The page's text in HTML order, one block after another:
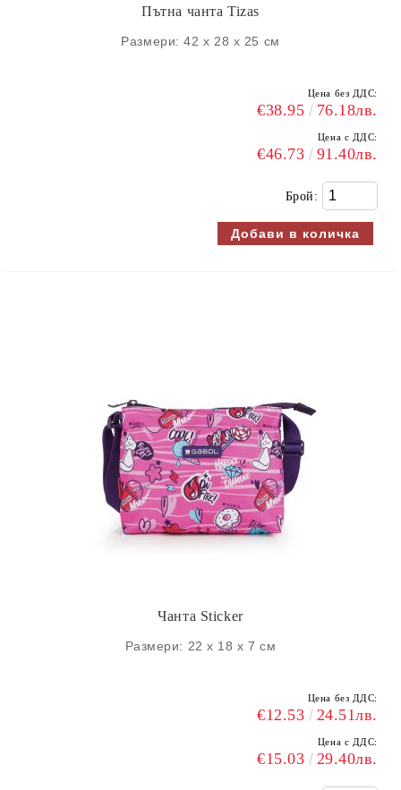
Пътна чанта Tizas
Размери: 42 х 28 х 25 см
Цена без ДДС:
€38.95 76.18лв.
Цена с ДДС:
€46.73 91.40лв.
Брой:
Чанта Sticker
Размери: 22 х 18 х 7 см
Цена без ДДС:
€12.53 24.51лв.
Цена с ДДС:
€15.03 29.40лв.